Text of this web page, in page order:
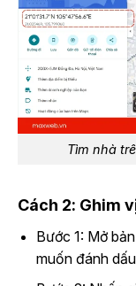
Tìm nhà
Cách 2: Ghim
Bước 1: Mở
muốn đánh